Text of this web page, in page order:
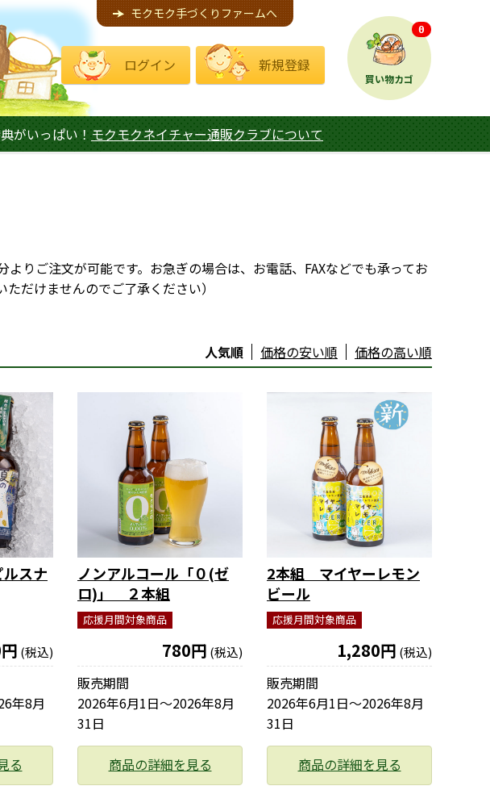
モクモク手づくりファームへ
ログイン 新規登録
買い物カゴ
0
がいっぱい！ モクモクネイチャー通販クラブについて
りご注文が可能です。お急ぎの場合は、お電話、FAXなどでも承ってお
だけませんのでご了承ください）
人気順 価格の安い順 価格の高い順
スナ
(税込)
年8月
る
ノンアルコール「０(ゼ
ロ)」 ２本組
応援月間対象商品
780円 (税込)
販売期間
2026年6月1日〜2026年8月
31日
商品の詳細を見る
2本組 マイヤーレモン
ビール
応援月間対象商品
1,280円 (税込)
販売期間
2026年6月1日〜2026年8月
31日
商品の詳細を見る